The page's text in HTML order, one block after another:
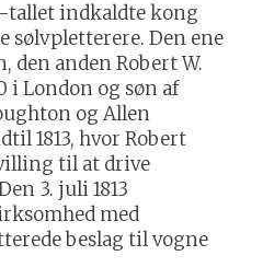
tallet indkaldte kong
sølvpletterere. Den ene
den anden Robert W.
i London og søn af
og Allen
1813, hvor Robert
til at drive
3. juli 1813
med
beslag til vogne